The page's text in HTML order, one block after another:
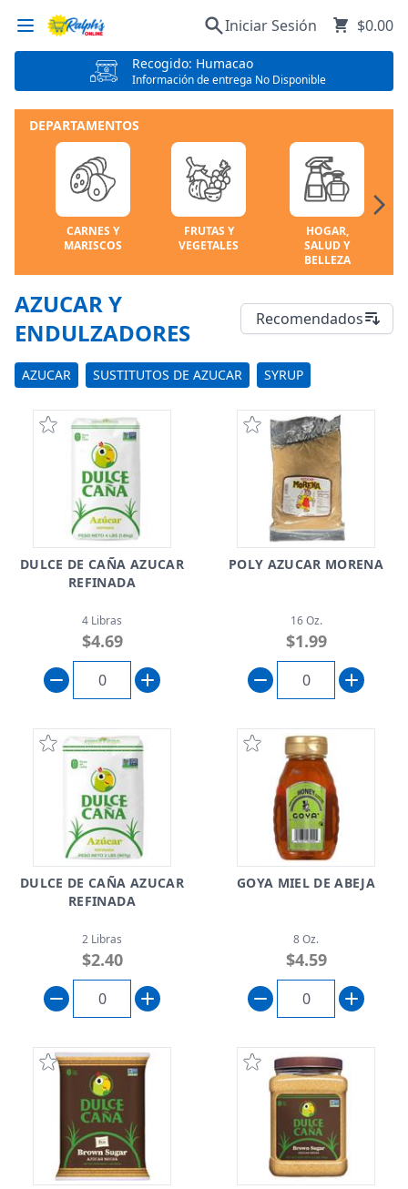
Recogido: Humacao
Información de entrega No Disponible
Iniciar Sesión $0.00
DEPARTAMENTOS
CARNES Y
MARISCOS
FRUTAS Y
VEGETALES
HOGAR,
SALUD Y
BELLEZA
AZUCAR Y
ENDULZADORES
Recomendados
AZUCAR SUSTITUTOS DE AZUCAR SYRUP
DULCE DE CAÑA AZUCAR
REFINADA
4 Libras
$4.69
POLY AZUCAR MORENA
16 Oz.
$1.99
DULCE DE CAÑA AZUCAR
REFINADA
2 Libras
$2.40
GOYA MIEL DE ABEJA
8 Oz.
$4.59